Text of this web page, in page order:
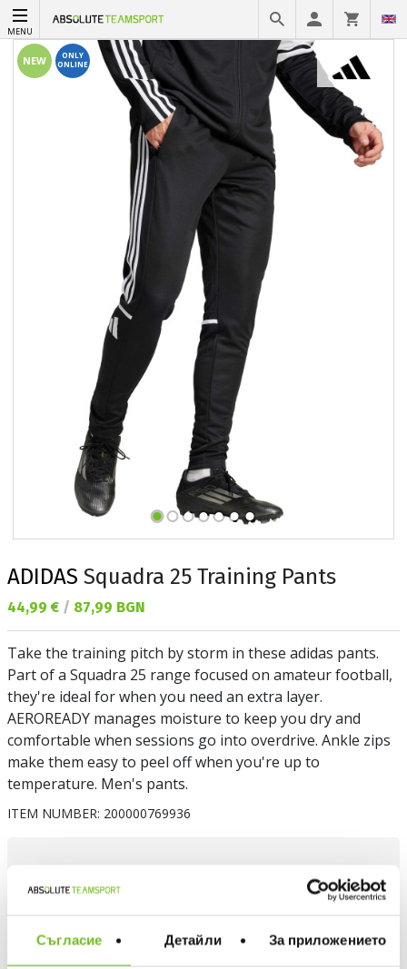
Съгласие Детайли За приложението
MENU
NEW
ONLY
ONLINE
ADIDAS Squadra 25 Training Pants
Текуща цена:
44,99 € / 87,99 BGN
Take the training pitch by storm in these adidas pants.
Part of a Squadra 25 range focused on amateur football,
they're ideal for when you need an extra layer.
AEROREADY manages moisture to keep you dry and
comfortable when sessions go into overdrive. Ankle zips
make them easy to peel off when you're up to
temperature. Men's pants.
ITEM NUMBER: 200000769936
Choose a color